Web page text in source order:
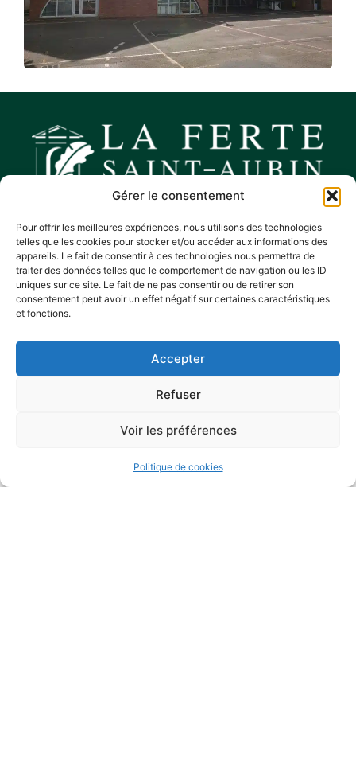
Gérer le consentement
Pour offrir les meilleures expériences, nous utilisons des technologies
telles que les cookies pour stocker et/ou accéder aux informations des
appareils. Le fait de consentir à ces technologies nous permettra de
traiter des données telles que le comportement de navigation ou les ID
uniques sur ce site. Le fait de ne pas consentir ou de retirer son
consentement peut avoir un effet négatif sur certaines caractéristiques
et fonctions.
Accepter
Refuser
Voir les préférences
Politique de cookies
Hôtel de ville
Place Charles De Gaulle,
45240 La Ferté Saint-Aubin
02 38 64 83 81
Lundi, mercredi et vendredi :
de 9h à 11h45 et de 13h30 à 17h15
Mardi, jeudi et samedi :
de 9h à 11h45